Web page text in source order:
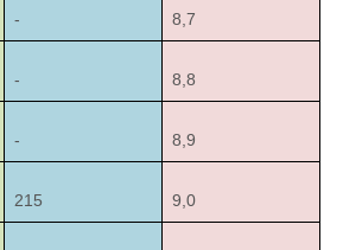
- 8,7
- 8,8
- 8,9
215 9,0